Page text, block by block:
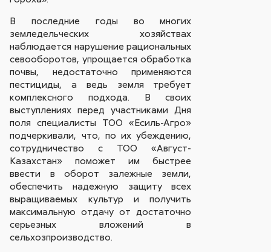
В последние годы во многих
земледельческих хозяйствах
наблюдается нарушение рациональных
севооборотов, упрощается обработка
почвы, недостаточно применяются
пестициды, а ведь земля требует
комплексного подхода. В своих
выступлениях перед участниками Дня
поля специалисты ТОО «Есиль-Агро»
подчеркивали, что, по их убеждению,
сотрудничество с ТОО «Август-
Казахстан» поможет им быстрее
ввести в оборот залежные земли,
обеспечить надежную защиту всех
выращиваемых культур и получить
максимальную отдачу от достаточно
серьезных вложений в
сельхозпроизводство.